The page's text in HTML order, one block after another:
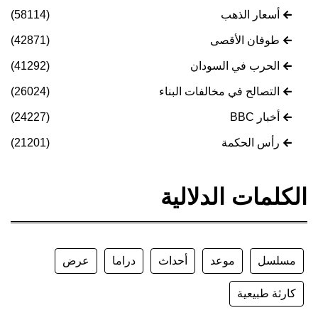
أسعار الذهب (58114)
طوفان الأقصى (42871)
الحرب في السودان (41292)
التصالح في مخالفات البناء (26024)
أخبار BBC (24227)
رأس الحكمة (21201)
الكلمات الدلالية
مسلسل موعد أحداث دراما عرض
كارثة طبيعية